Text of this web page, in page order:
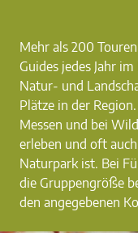
Mehr als 200
Guides jedes Jahr
Natur- und
Plätze in der
Messen und bei
erleben und oft
Naturpark ist. Bei
die Gruppengröße
den angegebenen